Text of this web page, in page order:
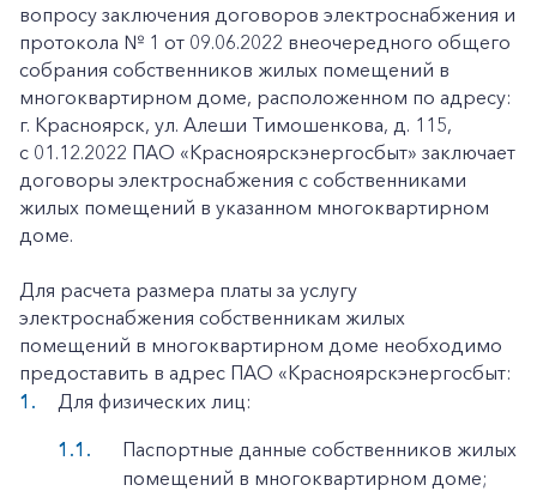
вопросу заключения договоров электроснабжения и
протокола № 1 от 09.06.2022 внеочередного общего
собрания собственников жилых помещений в
многоквартирном доме, расположенном по адресу:
г. Красноярск, ул. Алеши Тимошенкова, д. 115,
с 01.12.2022 ПАО «Красноярскэнергосбыт» заключает
договоры электроснабжения с собственниками
жилых помещений в указанном многоквартирном
доме.
Для расчета размера платы за услугу
электроснабжения собственникам жилых
помещений в многоквартирном доме необходимо
предоставить в адрес ПАО «Красноярскэнергосбыт:
Для физических лиц:
Паспортные данные собственников жилых
помещений в многоквартирном доме;